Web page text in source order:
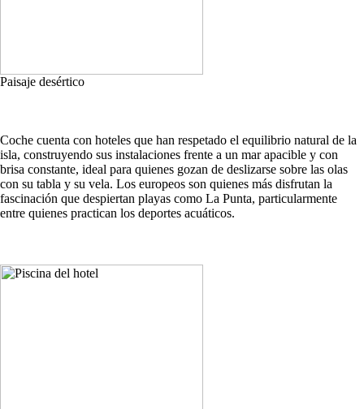
Paisaje desértico
Coche cuenta con hoteles que han respetado el equilibrio natural de la
isla, construyendo sus instalaciones frente a un mar apacible y con
brisa constante, ideal para quienes gozan de deslizarse sobre las olas
con su tabla y su vela. Los europeos son quienes más disfrutan la
fascinación que despiertan playas como La Punta, particularmente
entre quienes practican los deportes acuáticos.